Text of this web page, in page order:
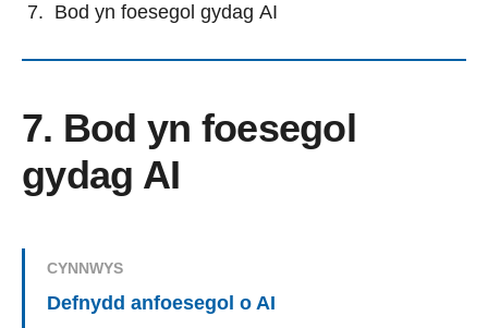
Bod yn foesegol gydag AI
7. Bod yn foesegol
gydag AI
CYNNWYS
Defnydd anfoesegol o AI